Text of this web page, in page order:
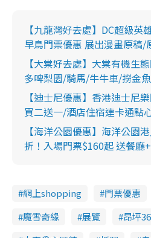
【九龍灣好去處】DC超級英
早鳥門票優惠 展出漫畫原稿/
【大棠好去處】大棠有機生
多啤梨園/騎馬/牛牛車/撈金
【迪士尼優惠】香港迪士尼
買二送一/酒店住宿連卡通點
【海洋公園優惠】海洋公園
折！入場門票$160起 送餐廳
網上shopping 門票優惠
魔雪奇緣
展覽 昂坪